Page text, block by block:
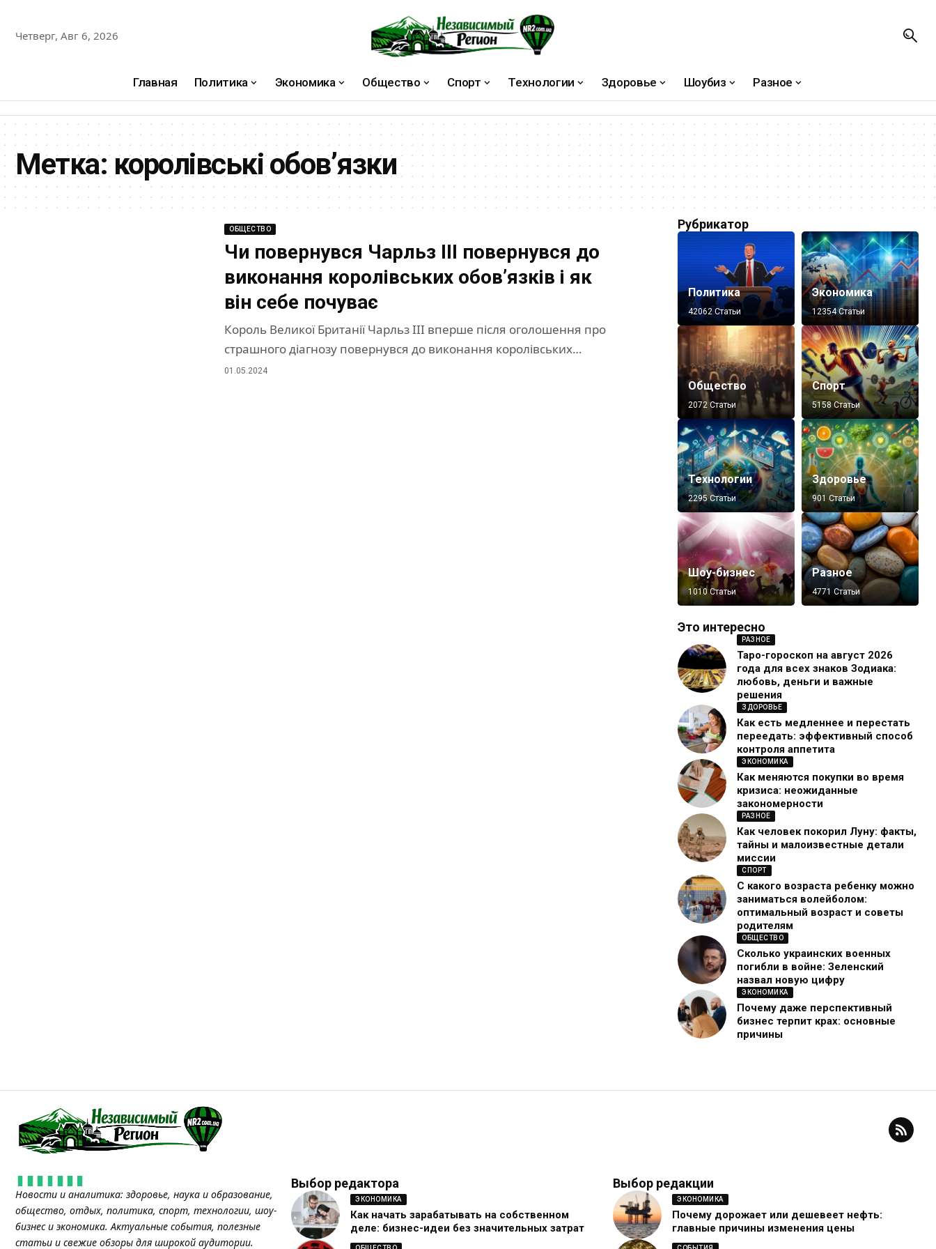
Четверг, Авг 6, 2026
Главная Политика Экономика Общество Спорт Технологии Здоровье Шоубиз Разное
Метка:королівські обов’язки
ОБЩЕСТВО
Чи повернувся Чарльз III повернувся до
виконання королівських обов’язків і як
він себе почуває
Король Великої Британії Чарльз III вперше після оголошення про
страшного діагнозу повернувся до виконання королівських…
01.05.2024
Рубрикатор
Политика
42062 Статьи
Экономика
12354 Статьи
Общество
2072 Статьи
Спорт
5158 Статьи
Технологии
2295 Статьи
Здоровье
901 Статьи
Шоу-бизнес
1010 Статьи
Разное
4771 Статьи
Это интересно
РАЗНОЕ
Таро-гороскоп на август 2026
года для всех знаков Зодиака:
любовь, деньги и важные
решения
ЗДОРОВЬЕ
Как есть медленнее и перестать
переедать: эффективный способ
контроля аппетита
ЭКОНОМИКА
Как меняются покупки во время
кризиса: неожиданные
закономерности
РАЗНОЕ
Как человек покорил Луну: факты,
тайны и малоизвестные детали
миссии
СПОРТ
С какого возраста ребенку можно
заниматься волейболом:
оптимальный возраст и советы
родителям
ОБЩЕСТВО
Сколько украинских военных
погибли в войне: Зеленский
назвал новую цифру
ЭКОНОМИКА
Почему даже перспективный
бизнес терпит крах: основные
причины
Новости и аналитика: здоровье, наука и образование,
общество, отдых, политика, спорт, технологии, шоу-
бизнес и экономика. Актуальные события, полезные
статьи и свежие обзоры для широкой аудитории.
Выбор редактора
ЭКОНОМИКА
Как начать зарабатывать на собственном
деле: бизнес-идеи без значительных затрат
Выбор редакции
ЭКОНОМИКА
Почему дорожает или дешевеет нефть:
главные причины изменения цены